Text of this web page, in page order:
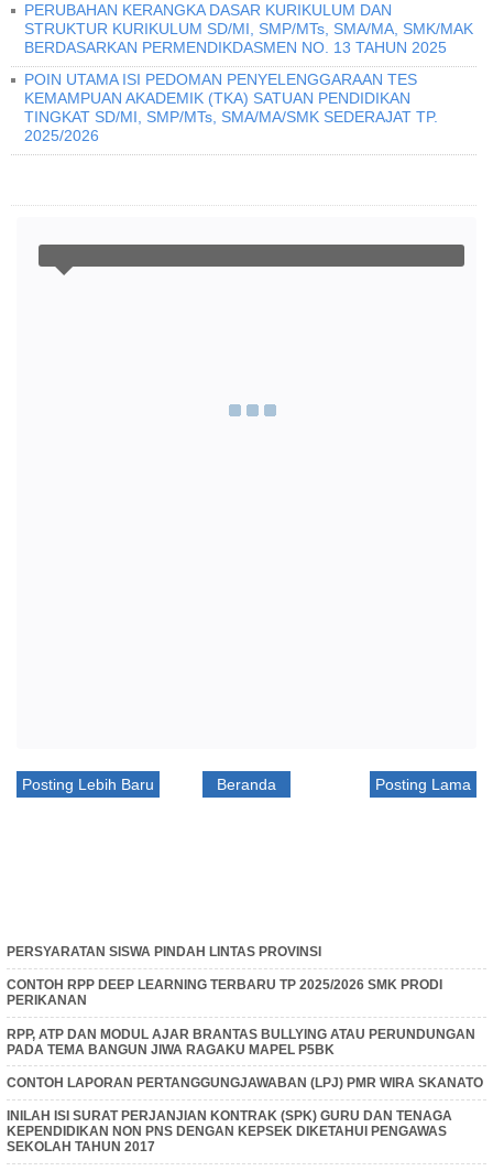
PERUBAHAN KERANGKA DASAR KURIKULUM DAN
STRUKTUR KURIKULUM SD/MI, SMP/MTs, SMA/MA, SMK/MAK
BERDASARKAN PERMENDIKDASMEN NO. 13 TAHUN 2025
POIN UTAMA ISI PEDOMAN PENYELENGGARAAN TES
KEMAMPUAN AKADEMIK (TKA) SATUAN PENDIDIKAN
TINGKAT SD/MI, SMP/MTs, SMA/MA/SMK SEDERAJAT TP.
2025/2026
Posting Lebih Baru Posting Lama
Beranda
PERSYARATAN SISWA PINDAH LINTAS PROVINSI
CONTOH RPP DEEP LEARNING TERBARU TP 2025/2026 SMK PRODI
PERIKANAN
RPP, ATP DAN MODUL AJAR BRANTAS BULLYING ATAU PERUNDUNGAN
PADA TEMA BANGUN JIWA RAGAKU MAPEL P5BK
CONTOH LAPORAN PERTANGGUNGJAWABAN (LPJ) PMR WIRA SKANATO
INILAH ISI SURAT PERJANJIAN KONTRAK (SPK) GURU DAN TENAGA
KEPENDIDIKAN NON PNS DENGAN KEPSEK DIKETAHUI PENGAWAS
SEKOLAH TAHUN 2017